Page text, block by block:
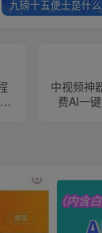
中视频神
费AI一